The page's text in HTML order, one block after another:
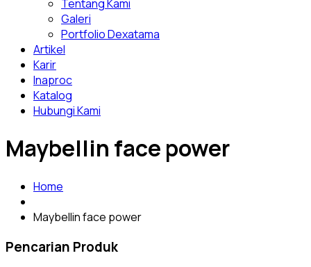
Tentang Kami
Galeri
Portfolio Dexatama
Artikel
Karir
Inaproc
Katalog
Hubungi Kami
Maybellin face power
Home
Maybellin face power
Pencarian Produk